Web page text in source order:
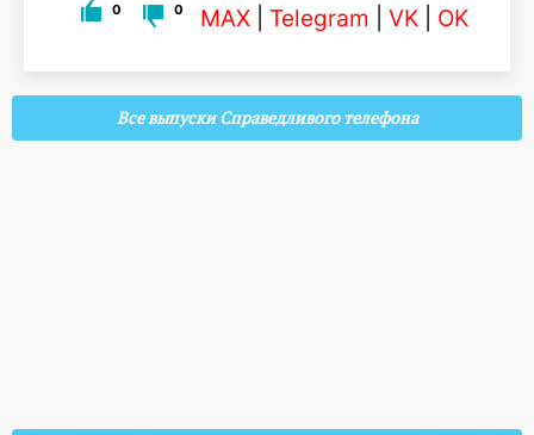
0 0 MAX Telegram VK OK
Все выпуски Справедливого телефона